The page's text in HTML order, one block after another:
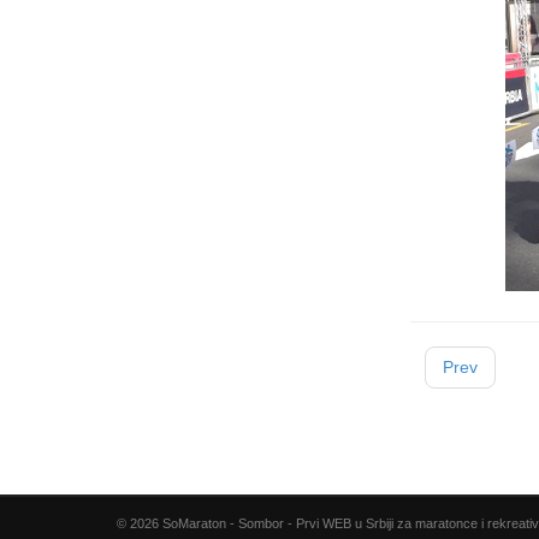
Prev
© 2026 SoMaraton - Sombor - Prvi WEB u Srbiji za maratonce i